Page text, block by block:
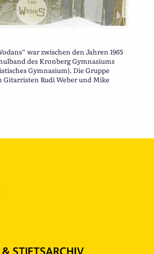
war zwischen den Jahren 1965
des Kronberg Gymnasiums
Gymnasium). Die Gruppe
Gitarristen Rudi Weber und Mike